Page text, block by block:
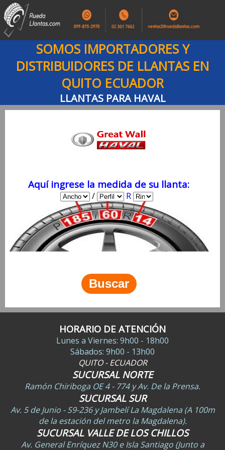
SOMOS IMPORTADORES Y
DISTRIBUIDORES DE LLANTAS EN
QUITO ECUADOR
LLANTAS PARA HAVAL
Aquí ingrese la medida de su llanta:
/ R
HORARIO DE ATENCIÓN
Lunes a Viernes: 9h00 - 18h00
Sábados: 9h00 - 13h00
QUITO - ECUADOR
SUCURSAL NORTE
Ramón Chiriboga OE 4 - 774 y Av. De la Prensa.
SUCURSAL SUR
Av. 5 de Junio - S9-236 y Jambelí La Magdalena (A 100m
de la estación del metro la Magdalena).
SUCURSAL VALLE DE LOS CHILLOS
Av. General Enríquez N30 e Isla Santiago (Junto a